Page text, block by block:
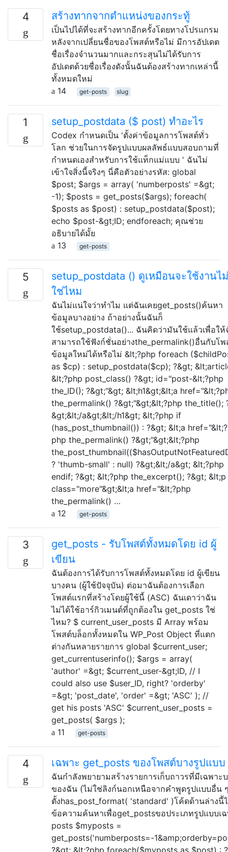
4 สร้างทากจากตำแหน่งของกระทู้
เป็นไปได้ที่จะสร้างทากอีกครั้งโดยทางโปรแกรม
หลังจากเปลี่ยนชื่อของโพสต์หรือไม่ มีการอัปเดต
ชื่อเรื่องจำนวนมากและกระสุนไม่ได้รับการ
อัปเดตด้วยชื่อเรื่องดังนั้นฉันต้องสร้างทากเหล่านี้
ทั้งหมดใหม่
14
get-posts slug
1 setup_postdata ($ post) ทำอะไร
Codex กำหนดเป็น 'ตั้งค่าข้อมูลการโพสต์ทั่ว
โลก ช่วยในการจัดรูปแบบผลลัพธ์แบบสอบถามที่
กำหนดเองสำหรับการใช้แท็กแม่แบบ ' ฉันไม่
เข้าใจสิ่งนี้จริงๆ นี่คือตัวอย่างรหัส: global
$post; $args = array( 'numberposts' =&gt;
-1); $posts = get_posts($args); foreach(
$posts as $post) : setup_postdata($post);
echo $post-&gt;ID; endforeach; คุณช่วย
อธิบายได้มั้ย
13
get-posts
5
setup_postdata () ดูเหมือนจะใช้งานไ
ใช่ไหม
ฉันไม่แน่ใจว่าทำไม แต่ฉันเคยget_posts()ค้นหา
ข้อมูลบางอย่าง ถ้าอย่างนั้นฉันก็
ใช้setup_postdata()... ฉันคิดว่ามันใช้แล้วเพื่อใ
สามารถใช้ฟังก์ชั่นอย่างthe_permalink()อื่นกับโ
ข้อมูลใหม่ได้หรือไม่ &lt;?php foreach
as $cp) : setup_postdata($cp); ?&gt;
&lt;?php post_class() ?&gt; id="post-&lt;?php
the_ID(); ?&gt;"&gt; &lt;h1&gt;&lt;a
the_permalink() ?&gt;"&gt;&lt;?php the_title();
&gt;&lt;/a&gt;&lt;/h1&gt; &lt;?php if
(has_post_thumbnail()) : ?&gt; &lt;a href="&lt;?
php the_permalink() ?&gt;"&gt;&lt;?php
? 'thumb-small' : null) ?&gt;&lt;/a&gt; &lt;?php
endif; ?&gt; &lt;?php the_excerpt(); ?&gt; &lt;p
class="more"&gt;&lt;a href="&lt;?php
the_permalink() …
12
get-posts
3
get_posts - รับโพสต์ทั้งหมดโดย id ผู้
เขียน
ฉันต้องการได้รับการโพสต์ทั้งหมดโดย id ผู้เขียน
บางคน (ผู้ใช้ปัจจุบัน) ต่อมาฉันต้องการเลือก
โพสต์แรกที่สร้างโดยผู้ใช้นี้ (ASC) ฉันเดาว่าฉัน
ไม่ได้ใช้อาร์กิวเมนต์ที่ถูกต้องใน get_posts ใช่
ไหม? $ current_user_posts มี Array พร้อม
โพสต์บล็อกทั้งหมดใน WP_Post Object ที่แตก
ต่างกันหลายรายการ global $current_user;
get_currentuserinfo(); $args = array(
'author' =&gt; $current_user-&gt;ID, // I
could also use $user_ID, right? 'orderby'
=&gt; 'post_date', 'order' =&gt; 'ASC' ); //
get his posts 'ASC' $current_user_posts =
get_posts( $args );
11
get-posts
4 เฉพาะ get_posts ของโพสต์บางรูปแบบ
ฉันกำลังพยายามสร้างรายการเก็บถาวรที่มีเฉพา
ของฉัน (ไม่ใช่ลิงก์นอกเหนือจากคำพูดรูปแบบอื่น
ตั้งhas_post_format( 'standard' )โค้ดด้านล่าง
ข้อความค้นหาเพื่อget_postsขอประเภทรูปแบบเ
posts $myposts =
get_posts('numberposts=-
?&gt; &lt;?php foreach($myposts as $post) :